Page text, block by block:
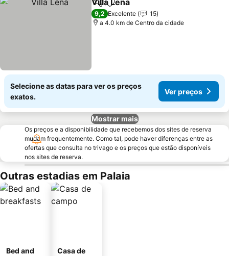
PartilharAdicionar aos favoritos
Villa Lena
9,2 Excelente
15
a 4.0 km de Centro da cidade
Selecione as datas para ver os preços
exatos.
Ver preços
Mostrar mais
Os preços e a disponibilidade que recebemos dos sites de reserva
mudam frequentemente. Como tal, pode haver diferenças entre as
ofertas que consulta no trivago e os preços que estão disponíveis
nos sites de reserva.
Outras estadias em Palaia
Bed and
Casa de